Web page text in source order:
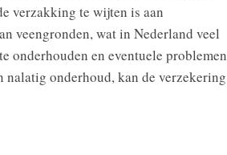
verzakking te wijten is aan
veengronden, wat in Nederland veel
onderhouden en eventuele problemen
onderhoud, kan de verzekering